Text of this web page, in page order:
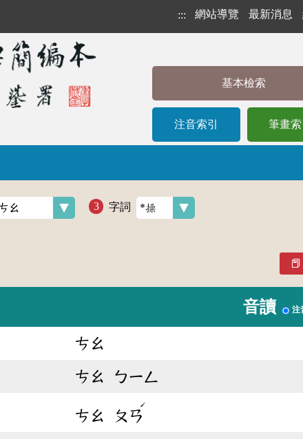
::: 網站導覽 最新消息
基本檢索
注音索引 筆畫索
字詞
音讀 注
ㄘㄠ
ㄘㄠ ㄅㄧㄥ
ㄘㄠ ㄆㄢ
ˊ